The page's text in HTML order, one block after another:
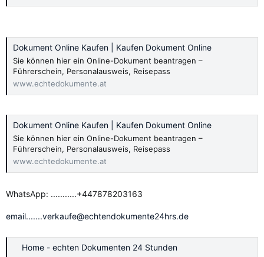
Dokument Online Kaufen | Kaufen Dokument Online
Sie können hier ein Online-Dokument beantragen –
Führerschein, Personalausweis, Reisepass
www.echtedokumente.at
Dokument Online Kaufen | Kaufen Dokument Online
Sie können hier ein Online-Dokument beantragen –
Führerschein, Personalausweis, Reisepass
www.echtedokumente.at
WhatsApp: ...........+447878203163
email.......verkaufe@echtendokumente24hrs.de
Home - echten Dokumenten 24 Stunden